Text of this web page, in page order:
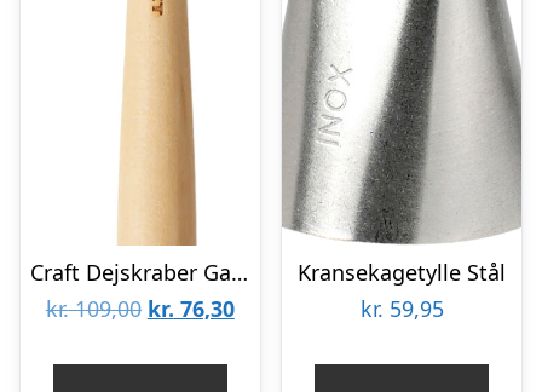
Craft Dejskraber Garnet
kr.109,00 Den
kr. 76,30Den
Kransekagetylle Stål
kr. 59,95